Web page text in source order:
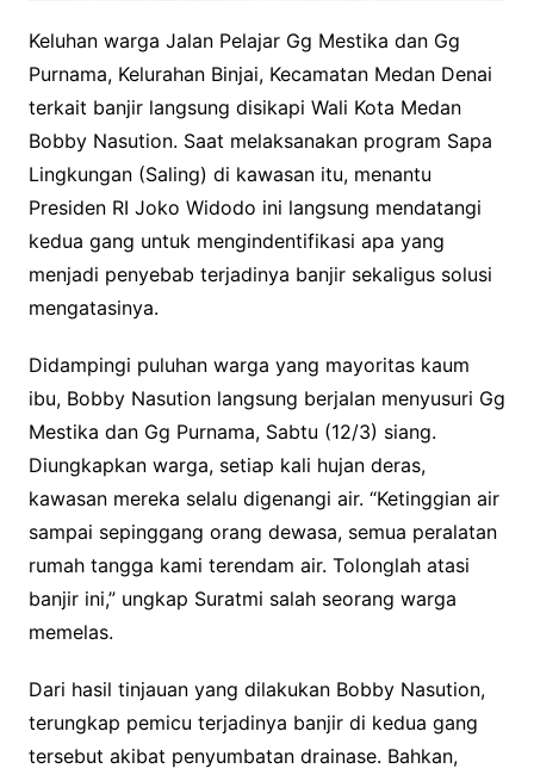
Keluhan warga Jalan Pelajar Gg Mestika dan Gg
Purnama, Kelurahan Binjai, Kecamatan Medan Denai
terkait banjir langsung disikapi Wali Kota Medan
Bobby Nasution. Saat melaksanakan program Sapa
Lingkungan (Saling) di kawasan itu, menantu
Presiden RI Joko Widodo ini langsung mendatangi
kedua gang untuk mengindentifikasi apa yang
menjadi penyebab terjadinya banjir sekaligus solusi
mengatasinya.
Didampingi puluhan warga yang mayoritas kaum
ibu, Bobby Nasution langsung berjalan menyusuri Gg
Mestika dan Gg Purnama, Sabtu (12/3) siang.
Diungkapkan warga, setiap kali hujan deras,
kawasan mereka selalu digenangi air. “Ketinggian air
sampai sepinggang orang dewasa, semua peralatan
rumah tangga kami terendam air. Tolonglah atasi
banjir ini,” ungkap Suratmi salah seorang warga
memelas.
Dari hasil tinjauan yang dilakukan Bobby Nasution,
terungkap pemicu terjadinya banjir di kedua gang
tersebut akibat penyumbatan drainase. Bahkan,